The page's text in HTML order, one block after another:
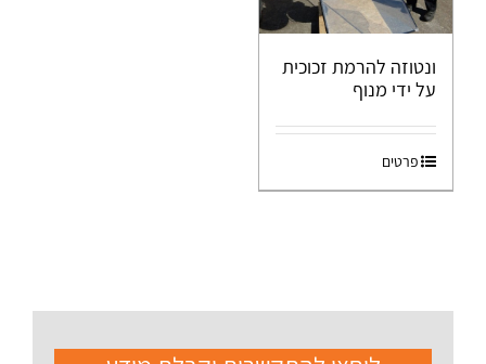
ונטוזה להרמת זכוכית
על ידי מנוף
פרטים